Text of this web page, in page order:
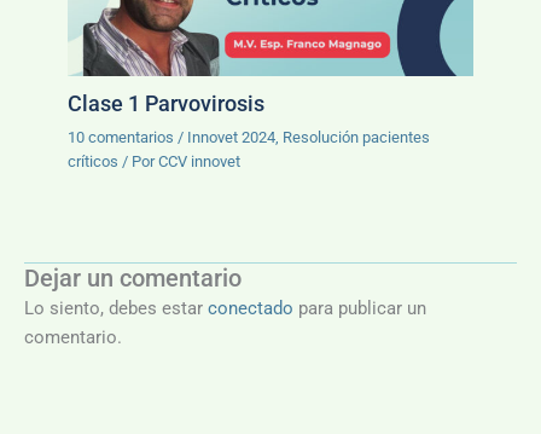
Clase 1 Parvovirosis
10 comentarios / Innovet 2024, Resolución pacientes
críticos / PorCCV innovet
Dejar un comentario
Lo siento, debes estar conectado para publicar un
comentario.